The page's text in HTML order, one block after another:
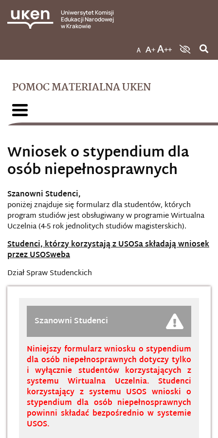
Uniwersytet Komisji
Edukacji Narodowej
w Krakowie
POMOC MATERIALNA UKEN
Wniosek o stypendium dla
osób niepełnosprawnych
Szanowni Studenci,
poniżej znajduje się formularz dla studentów, których
program studiów jest obsługiwany w programie Wirtualna
Uczelnia (4-5 rok jednolitych studiów magisterskich).
Studenci, którzy korzystają z USOSa składają wniosek
przez USOSweba
Dział Spraw Studenckich
Szanowni Studenci
Niniejszy formularz wniosku o stypendium
dla osób niepełnosprawnych dotyczy tylko
i wyłącznie studentów korzystających z
systemu Wirtualna Uczelnia. Studenci
korzystający z systemu USOS wnioski o
stypendium dla osób niepełnosprawnych
powinni składać bezpośrednio w systemie
USOS.